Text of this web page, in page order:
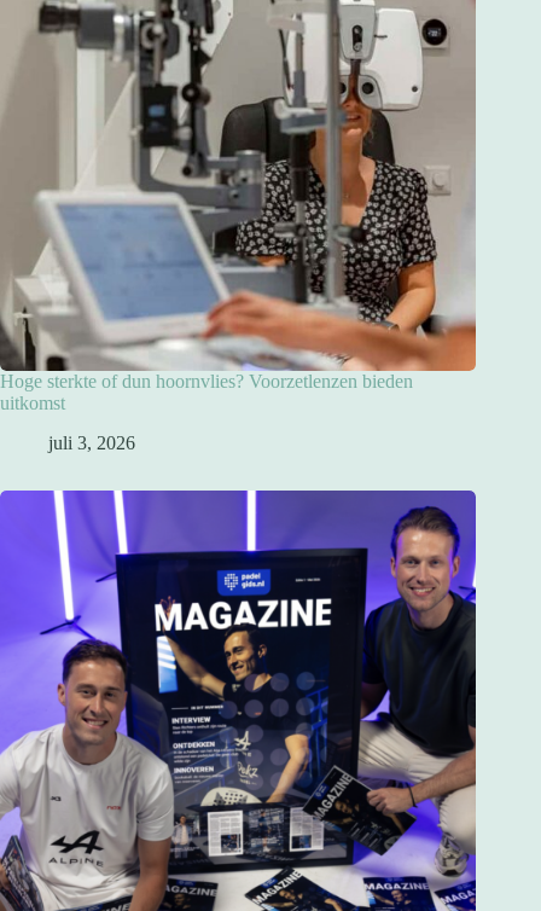
Hoge sterkte of dun hoornvlies? Voorzetlenzen bieden
uitkomst
juli 3, 2026